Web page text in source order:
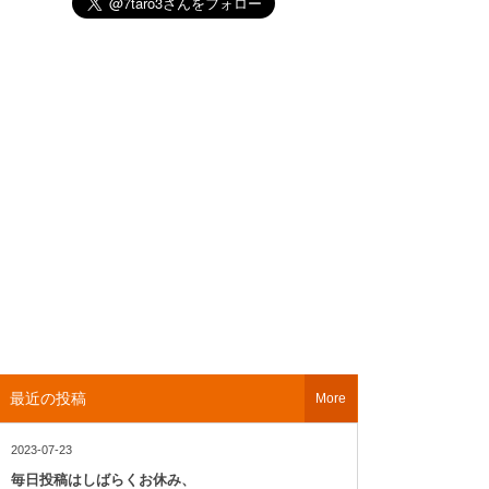
最近の投稿
2023-07-23
毎日投稿はしばらくお休み、
More